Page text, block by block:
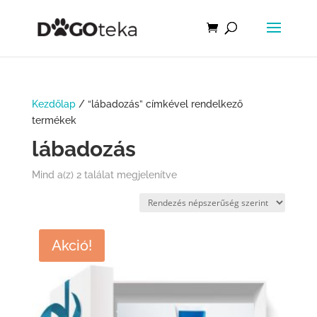
Kezdőlap/ “lábadozás” címkével rendelkező
termékek
lábadozás
Mind a(z) 2 találat megjelenítve
Akció!